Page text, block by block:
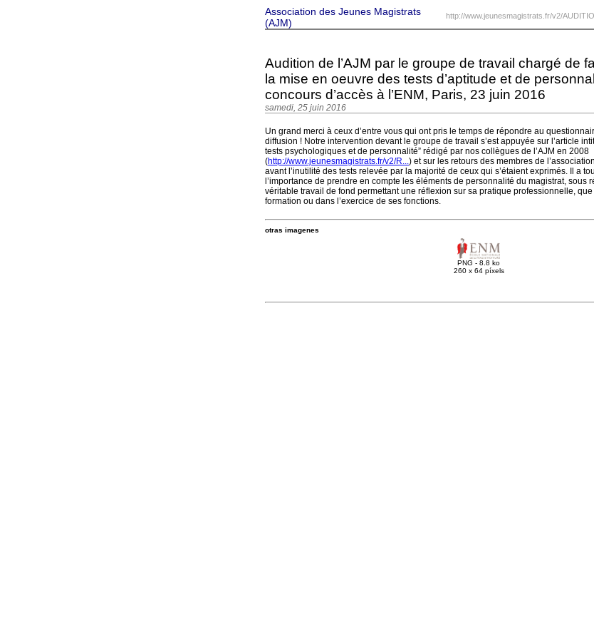
Association des Jeunes Magistrats
(AJM)
http://www.jeunesmagistrats.fr/v2/
Audition de l’AJM par le groupe de travail chargé de
la mise en oeuvre des tests d’aptitude et de
concours d’accès à l’ENM, Paris, 23 juin 2016
samedi, 25 juin 2016
Un grand merci à ceux d’entre vous qui ont pris le temps de répondre au
diffusion ! Notre intervention devant le groupe de travail s’est appuyée sur l’article
tests psychologiques et de personnalité” rédigé par nos collègues de l’AJM en 2008
(http://www.jeunesmagistrats.fr/v2/R...) et sur les retours des membres de
avant l’inutilité des tests relevée par la majorité de ceux qui s’étaient exprimés. Il a
l’importance de prendre en compte les éléments de personnalité du magistrat, sous
véritable travail de fond permettant une réflexion sur sa pratique professionnelle,
formation ou dans l’exercice de ses fonctions.
otras imagenes
PNG - 8.8 ko
260 x 64 píxels